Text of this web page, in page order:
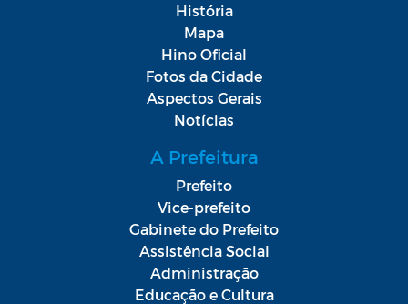
História
Mapa
Hino Oficial
Fotos da Cidade
Aspectos Gerais
Notícias
A Prefeitura
Prefeito
Vice-prefeito
Gabinete do Prefeito
Assistência Social
Administração
Educação e Cultura